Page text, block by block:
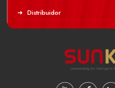
Distribuidor